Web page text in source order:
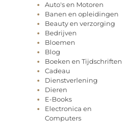
Auto's en Motoren
Banen en opleidingen
Beauty en verzorging
Bedrijven
Bloemen
Blog
Boeken en Tijdschriften
Cadeau
Dienstverlening
Dieren
E-Books
Electronica en
Computers